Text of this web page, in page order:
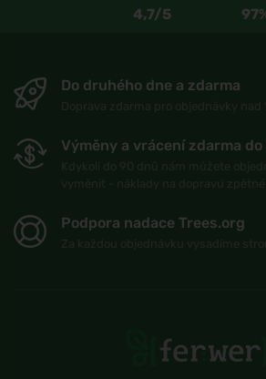
4,7/5
Do druhého dne a zdarma
Výměny a vrácení zdarma
Podpora nadace Trees.org